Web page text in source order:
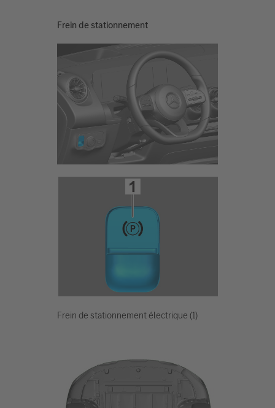
Frein de stationnement
Frein de stationnement électrique (1)